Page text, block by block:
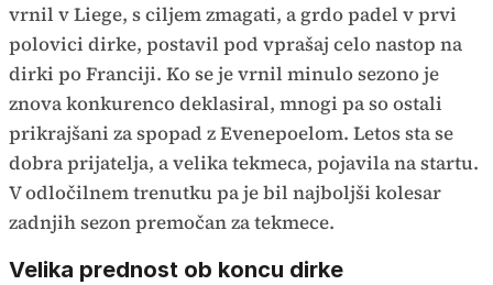
vrnil v Liege, s ciljem zmagati, a grdo padel v prvi
polovici dirke, postavil pod vprašaj celo nastop na
dirki po Franciji. Ko se je vrnil minulo sezono je
znova konkurenco deklasiral, mnogi pa so ostali
prikrajšani za spopad z Evenepoelom. Letos sta se
dobra prijatelja, a velika tekmeca, pojavila na startu.
V odločilnem trenutku pa je bil najboljši kolesar
zadnjih sezon premočan za tekmece.
Velika prednost ob koncu dirke